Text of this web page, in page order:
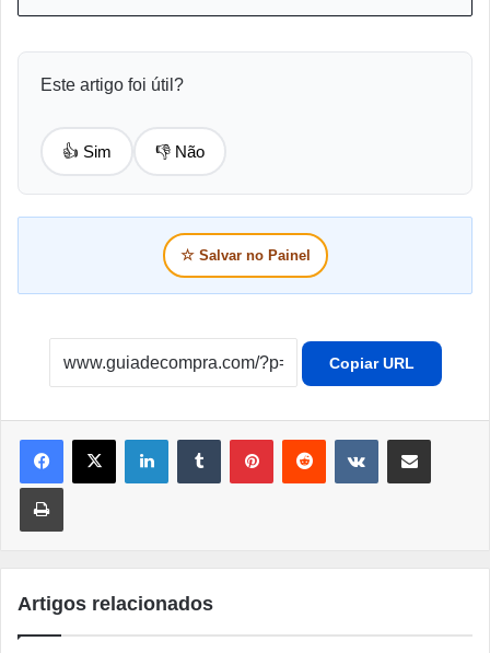
Este artigo foi útil?
👍 Sim 👎 Não
☆ Salvar no Painel
Copiar URL
LinkedinTumblr PinterestReddit VK Compartilhar por e-mail
Imprimir
Artigos relacionados